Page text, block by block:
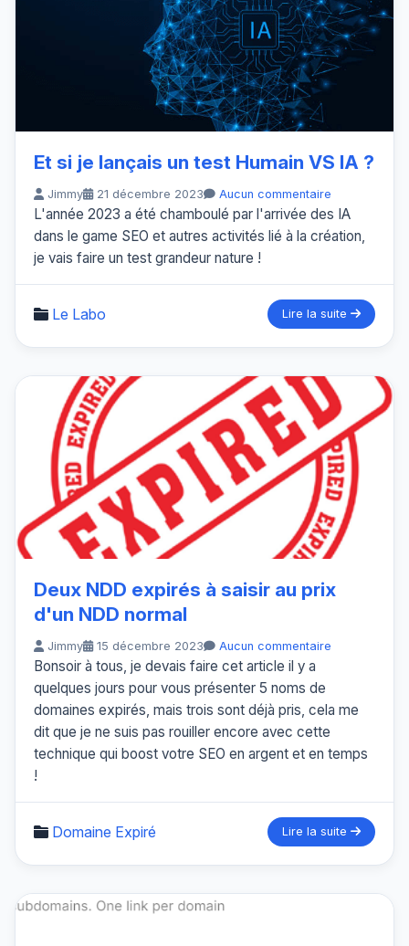
Et si je lançais un test Humain VS IA ?
Jimmy 21 décembre 2023 Aucun commentaire
L'année 2023 a été chamboulé par l'arrivée des IA
dans le game SEO et autres activités lié à la création,
je vais faire un test grandeur nature !
Le Labo Lire la suite
Deux NDD expirés à saisir au prix
d'un NDD normal
Jimmy 15 décembre 2023 Aucun commentaire
Bonsoir à tous, je devais faire cet article il y a
quelques jours pour vous présenter 5 noms de
domaines expirés, mais trois sont déjà pris, cela me
dit que je ne suis pas rouiller encore avec cette
technique qui boost votre SEO en argent et en temps
!
Domaine Expiré Lire la suite